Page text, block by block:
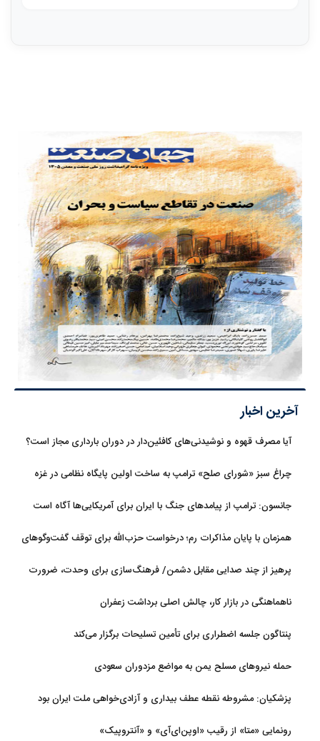
آخرین اخبار
آیا مصرف قهوه و نوشیدنی‌های کافئین‌دار در دوران بارداری مجاز است؟
چراغ سبز «شورای صلح» ترامپ به ساخت اولین پایگاه نظامی در غزه
جانسون: ترامپ از پیامدهای جنگ با ایران برای آمریکایی‌ها آگاه است
همزمان با پایان مذاکرات رم؛ درخواست حزب‌الله برای توقف گفت‌وگوهای
پرهیز از چند صدایی مقابل دشمن/ فرهنگ‌سازی برای وحدت، ضرورت
امروز کشور است
ناهماهنگی در بازار کار، چالش اصلی برداشت زعفران
پنتاگون جلسه اضطراری برای تأمین تسلیحات برگزار می‌کند
حمله نیروهای مسلح یمن به مواضع مزدوران سعودی
پزشکیان: مشروطه نقطه عطف بیداری و آزادی‌خواهی ملت ایران بود
رونمایی «متا» از رقیب «اوپن‌ای‌آی» و «آنتروپیک»